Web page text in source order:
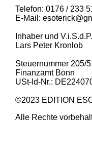
Telefon: 0176 / 233
E-Mail:
Inhaber und
Lars Peter Kronlob
Steuernummer 205/
Finanzamt Bonn
USt-Id-Nr.:
©2023 EDITION
Alle Rechte